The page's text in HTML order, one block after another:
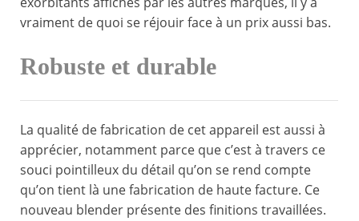
vraiment de quoi se réjouir face à un prix aussi bas.
Robuste et durable
La qualité de fabrication de cet appareil est aussi à
apprécier, notamment parce que c’est à travers ce
souci pointilleux du détail qu’on se rend compte
qu’on tient là une fabrication de haute facture. Ce
nouveau blender présente des finitions travaillées.